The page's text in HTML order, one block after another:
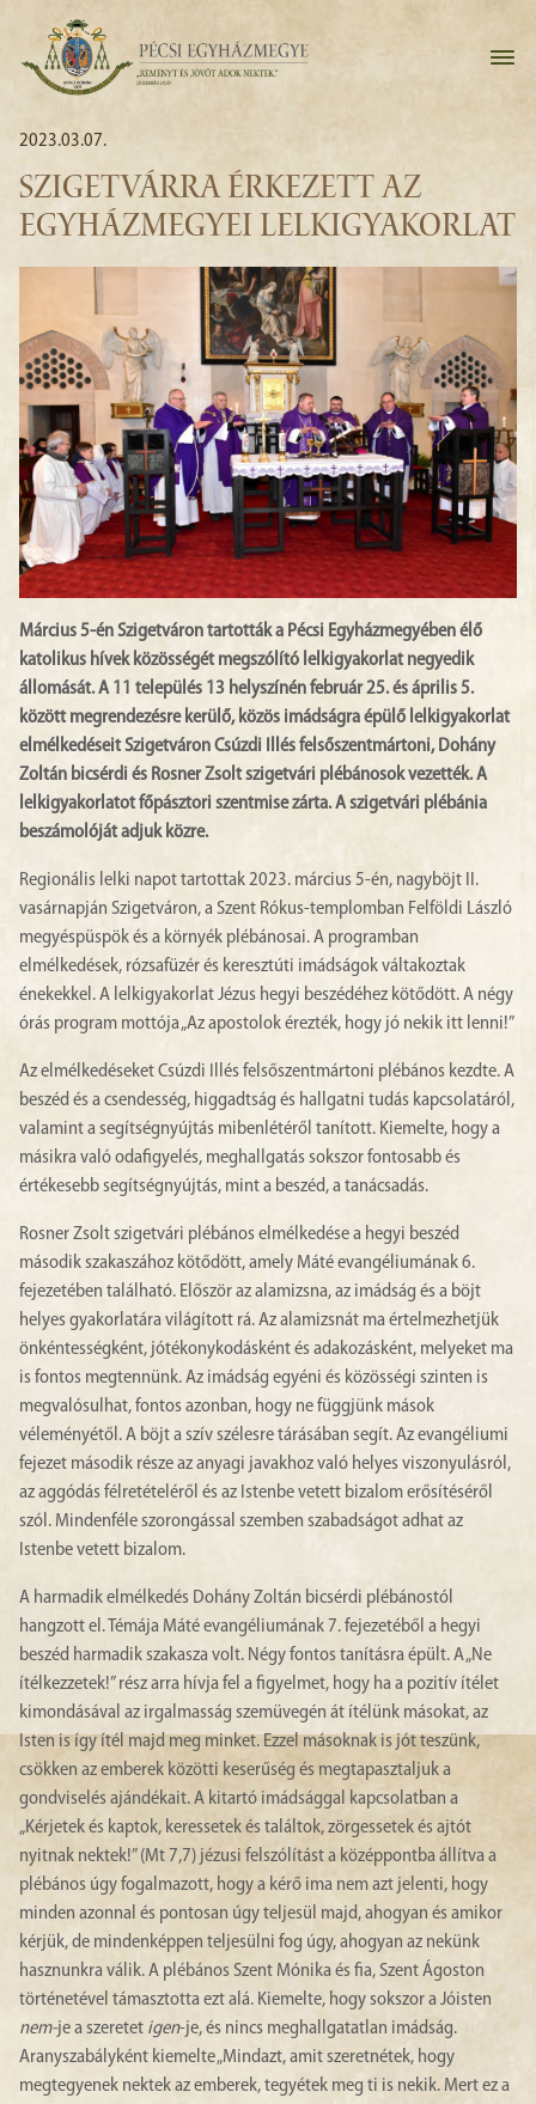
2023.03.07.
SZIGETVÁRRA ÉRKEZETT AZ
EGYHÁZMEGYEI LELKIGYAKORLAT
Március 5-én Szigetváron tartották a Pécsi Egyházmegyében élő
katolikus hívek közösségét megszólító lelkigyakorlat negyedik
állomását. A 11 település 13 helyszínén február 25. és április 5.
között megrendezésre kerülő, közös imádságra épülő lelkigyakorlat
elmélkedéseit Szigetváron Csúzdi Illés felsőszentmártoni, Dohány
Zoltán bicsérdi és Rosner Zsolt szigetvári plébánosok vezették. A
lelkigyakorlatot főpásztori szentmise zárta. A szigetvári plébánia
beszámolóját adjuk közre.
Regionális lelki napot tartottak 2023. március 5-én, nagyböjt II.
vasárnapján Szigetváron, a Szent Rókus-templomban Felföldi László
megyéspüspök és a környék plébánosai. A programban
elmélkedések, rózsafüzér és keresztúti imádságok váltakoztak
énekekkel. A lelkigyakorlat Jézus hegyi beszédéhez kötődött. A négy
órás program mottója „Az apostolok érezték, hogy jó nekik itt lenni!”
Az elmélkedéseket Csúzdi Illés felsőszentmártoni plébános kezdte. A
beszéd és a csendesség, higgadtság és hallgatni tudás kapcsolatáról,
valamint a segítségnyújtás mibenlétéről tanított. Kiemelte, hogy a
másikra való odafigyelés, meghallgatás sokszor fontosabb és
értékesebb segítségnyújtás, mint a beszéd, a tanácsadás.
Rosner Zsolt szigetvári plébános elmélkedése a hegyi beszéd
második szakaszához kötődött, amely Máté evangéliumának 6.
fejezetében található. Először az alamizsna, az imádság és a böjt
helyes gyakorlatára világított rá. Az alamizsnát ma értelmezhetjük
önkéntességként, jótékonykodásként és adakozásként, melyeket ma
is fontos megtennünk. Az imádság egyéni és közösségi szinten is
megvalósulhat, fontos azonban, hogy ne függjünk mások
véleményétől. A böjt a szív szélesre tárásában segít. Az evangéliumi
fejezet második része az anyagi javakhoz való helyes viszonyulásról,
az aggódás félretételéről és az Istenbe vetett bizalom erősítéséről
szól. Mindenféle szorongással szemben szabadságot adhat az
Istenbe vetett bizalom.
A harmadik elmélkedés Dohány Zoltán bicsérdi plébánostól
hangzott el. Témája Máté evangéliumának 7. fejezetéből a hegyi
beszéd harmadik szakasza volt. Négy fontos tanításra épült. A „Ne
ítélkezzetek!” rész arra hívja fel a figyelmet, hogy ha a pozitív ítélet
kimondásával az irgalmasság szemüvegén át ítélünk másokat, az
Isten is így ítél majd meg minket. Ezzel másoknak is jót teszünk,
csökken az emberek közötti keserűség és megtapasztaljuk a
gondviselés ajándékait. A kitartó imádsággal kapcsolatban a
„Kérjetek és kaptok, keressetek és találtok, zörgessetek és ajtót
nyitnak nektek!” (Mt 7,7) jézusi felszólítást a középpontba állítva a
plébános úgy fogalmazott, hogy a kérő ima nem azt jelenti, hogy
minden azonnal és pontosan úgy teljesül majd, ahogyan és amikor
kérjük, de mindenképpen teljesülni fog úgy, ahogyan az nekünk
hasznunkra válik. A plébános Szent Mónika és fia, Szent Ágoston
történetével támasztotta ezt alá. Kiemelte, hogy sokszor a Jóisten
nem-je a szeretet igen-je, és nincs meghallgatatlan imádság.
Aranyszabályként kiemelte „Mindazt, amit szeretnétek, hogy
megtegyenek nektek az emberek, tegyétek meg ti is nekik. Mert ez a